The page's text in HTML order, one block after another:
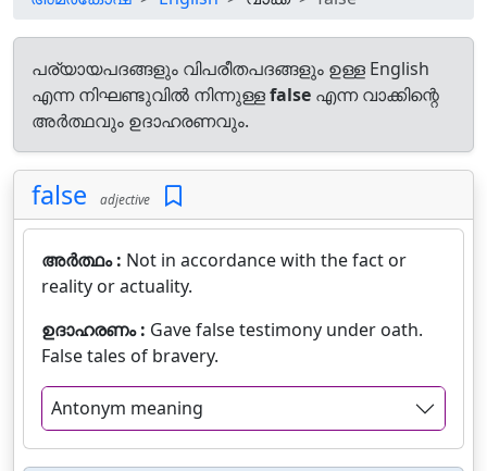
പര്യായപദങ്ങളും വിപരീതപദങ്ങളും ഉള്ള English
എന്ന നിഘണ്ടുവിൽ നിന്നുള്ളfalse എന്ന വാക്കിന്റെ
അർത്ഥവും ഉദാഹരണവും.
false adjective
അർത്ഥം : Not in accordance with the fact or
reality or actuality.
ഉദാഹരണം : Gave false testimony under oath.
False tales of bravery.
Antonym meaning